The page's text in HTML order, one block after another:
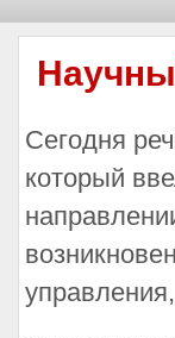
Сегодня
который